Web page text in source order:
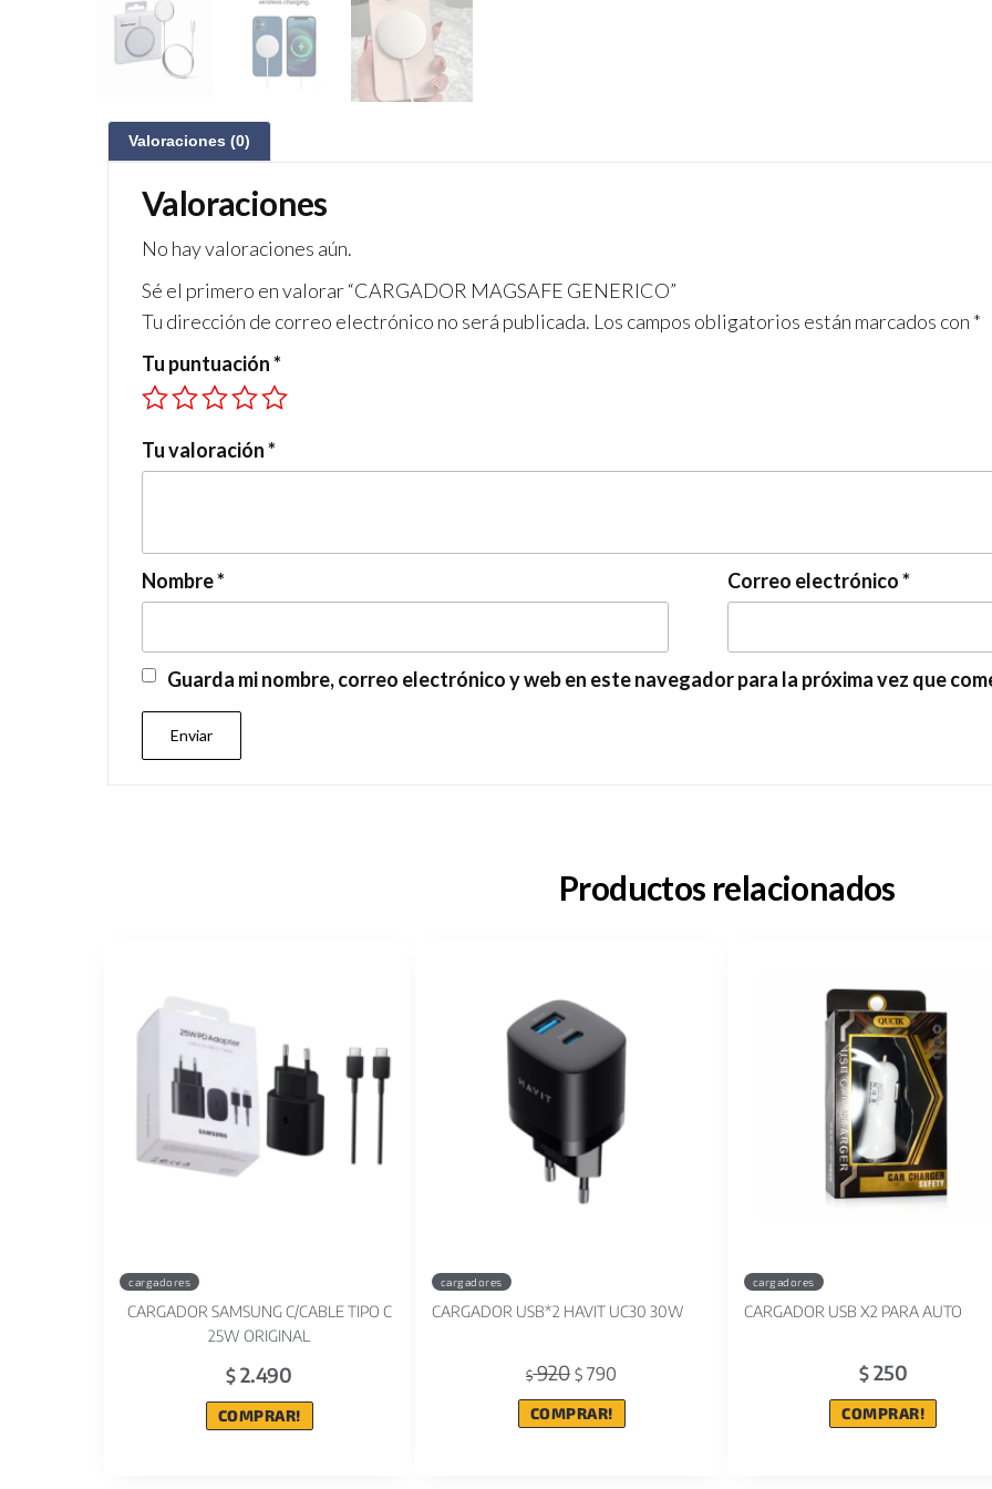
Valoraciones (0)
Valoraciones
No hay valoraciones aún.
Sé el primero en valorar “CARGADOR MAGSAFE GENERICO”
Tu dirección de correo electrónico no será publicada. Los campos obligatorios están marcados con *
Tu puntuación*
Tu valoración*
Nombre* Correo electrónico*
Guarda mi nombre, correo electrónico y web en este navegador para la próxima vez que
Productos relacionados
cargadores
CARGADOR SAMSUNG C/CABLE TIPO C
25W ORIGINAL
$ 2.490
COMPRAR!
cargadores
CARGADOR USB*2 HAVIT UC30 30W
$920 $ 790
COMPRAR!
cargadores
CARGADOR USB X2 PARA AUTO
$250
COMPRAR!